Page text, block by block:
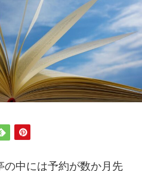
の中には予約が数か月先